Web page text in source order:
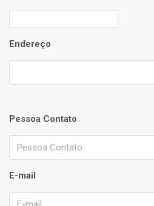
Endereço
Pessoa Contato
E-mail